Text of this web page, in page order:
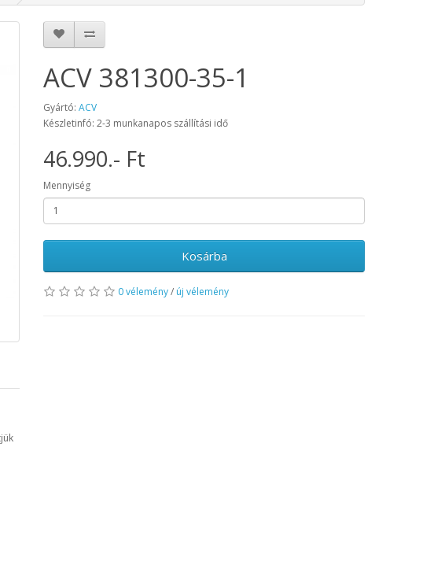
ACV 381300-35-1
Gyártó:ACV
Készletinfó: 2-3 munkanapos szállítási idő
46.990.- Ft
Mennyiség
Kosárba
0 vélemény/ új vélemény